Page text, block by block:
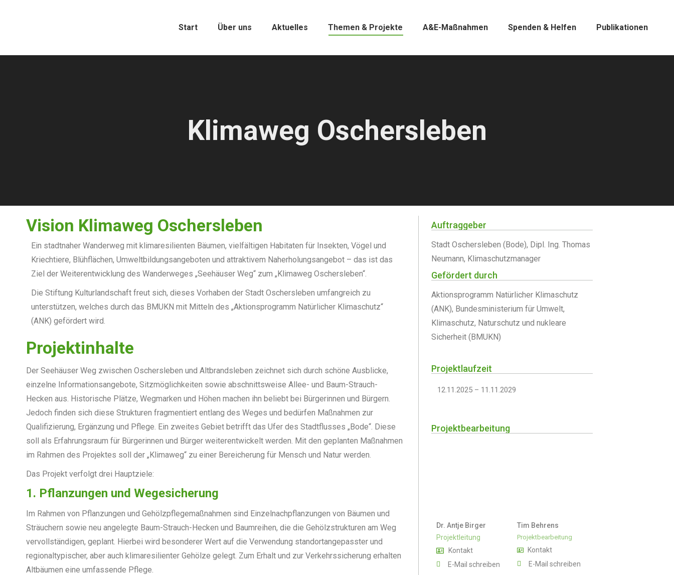
Start Über uns Aktuelles Themen & Projekte A&E-Maßnahmen Spenden & Helfen Publikationen
Klimaweg Oschersleben
Vision Klimaweg Oschersleben
Ein stadtnaher Wanderweg mit klimaresilienten Bäumen, vielfältigen Habitaten für Insekten, Vögel und
Kriechtiere, Blühflächen, Umweltbildungsangeboten und attraktivem Naherholungsangebot – das ist das
Ziel der Weiterentwicklung des Wanderweges „Seehäuser Weg“ zum „Klimaweg Oschersleben“.
Die Stiftung Kulturlandschaft freut sich, dieses Vorhaben der Stadt Oschersleben umfangreich zu
unterstützen, welches durch das BMUKN mit Mitteln des „Aktionsprogramm Natürlicher Klimaschutz“
(ANK) gefördert wird.
Projektinhalte
Der Seehäuser Weg zwischen Oschersleben und Altbrandsleben zeichnet sich durch schöne Ausblicke,
einzelne Informationsangebote, Sitzmöglichkeiten sowie abschnittsweise Allee- und Baum-Strauch-
Hecken aus. Historische Plätze, Wegmarken und Höhen machen ihn beliebt bei Bürgerinnen und Bürgern.
Jedoch finden sich diese Strukturen fragmentiert entlang des Weges und bedürfen Maßnahmen zur
Qualifizierung, Ergänzung und Pflege. Ein zweites Gebiet betrifft das Ufer des Stadtflusses „Bode“. Diese
soll als Erfahrungsraum für Bürgerinnen und Bürger weiterentwickelt werden. Mit den geplanten Maßnahmen
im Rahmen des Projektes soll der „Klimaweg“ zu einer Bereicherung für Mensch und Natur werden.
Das Projekt verfolgt drei Hauptziele:
1. Pflanzungen und Wegesicherung
Im Rahmen von Pflanzungen und Gehölzpflegemaßnahmen sind Einzelnachpflanzungen von Bäumen und
Sträuchern sowie neu angelegte Baum-Strauch-Hecken und Baumreihen, die die Gehölzstrukturen am Weg
vervollständigen, geplant. Hierbei wird besonderer Wert auf die Verwendung standortangepasster und
regionaltypischer, aber auch klimaresilienter Gehölze gelegt. Zum Erhalt und zur Verkehrssicherung erhalten
Altbäumen eine umfassende Pflege.
Auftraggeber
Stadt Oschersleben (Bode), Dipl. Ing. Thomas
Neumann, Klimaschutzmanager
Gefördert durch
Aktionsprogramm Natürlicher Klimaschutz
(ANK), Bundesministerium für Umwelt,
Klimaschutz, Naturschutz und nukleare
Sicherheit (BMUKN)
Projektlaufzeit
12.11.2025 – 11.11.2029
Projektbearbeitung
Dr. Antje Birger
Projektleitung
Kontakt
E-Mail schreiben
Tim Behrens
Projektbearbeitung
Kontakt
E-Mail schreiben